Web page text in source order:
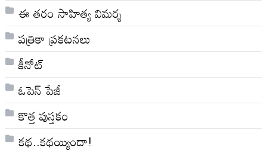
ఈ తరం సాహిత్య విమర్శ
పత్రికా ప్రకటనలు
కీనోట్
ఓపెన్ పేజీ
కొత్త పుస్తకం
కథ..కథయ్యిందా!